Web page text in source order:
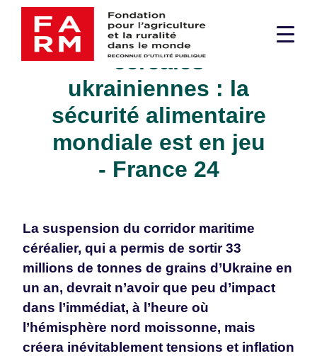
Passer
contenu
Exportations de
céréales
ukrainiennes : la
sécurité alimentaire
mondiale est en jeu
- France 24
La suspension du corridor maritime
céréalier, qui a permis de sortir 33
millions de tonnes de grains d’Ukraine en
un an, devrait n’avoir que peu d’impact
dans l’immédiat, à l’heure où
l’hémisphère nord moissonne, mais
créera inévitablement tensions et inflation